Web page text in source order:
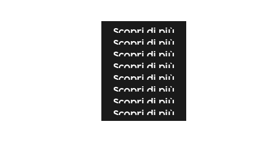
Scopri di più
Scopri di più
Scopri di più
Scopri di più
Scopri di più
Scopri di più
Scopri di più
Scopri di più